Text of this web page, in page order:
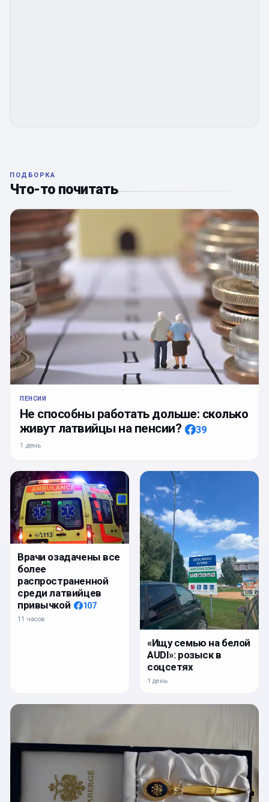
ПОДБОРКА
Что-то почитать
ПЕНСИИ
Не способны работать дольше: сколько
живут латвийцы на пенсии?
39
1 день
Врачи озадачены все
более
распространенной
среди латвийцев
привычкой
107
11 часов
«Ищу семью на белой
AUDI»: розыск в
соцсетях
1 день